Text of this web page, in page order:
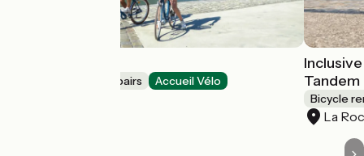
Bicycle rentals/ repairs Accueil Vélo
Bicycle
La